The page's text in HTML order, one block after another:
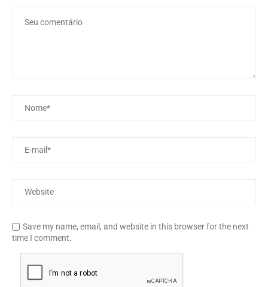
Save my name, email, and website in this browser for the next
time I comment.